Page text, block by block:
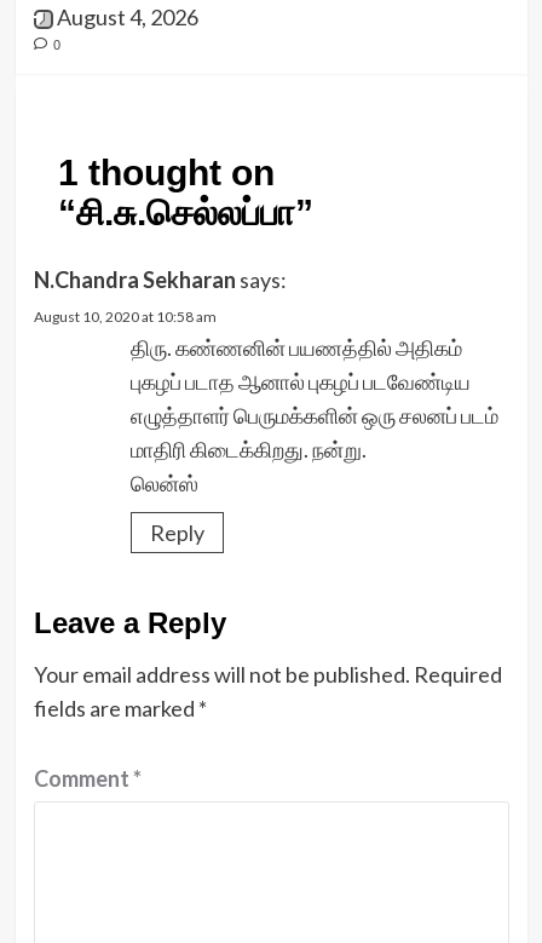
August 4, 2026
0
1 thought on
“சி.சு.செல்லப்பா”
N.Chandra Sekharan says:
August 10, 2020 at 10:58 am
திரு. கண்ணனின் பயணத்தில் அதிகம்
புகழப் படாத ஆனால் புகழப் படவேண்டிய
எழுத்தாளர் பெருமக்களின் ஒரு சலனப் படம்
மாதிரி கிடைக்கிறது. நன்று.
லென்ஸ்
Reply
Leave a Reply
Your email address will not be published. Required
fields are marked *
Comment*